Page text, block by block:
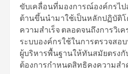
ขับเคลื่อนที่มองการณ์องค์กรไป
ต้านขึ้นนำมาใช้เป็นหลักปฏิบัติโ
ความสำเร็จ ตลอดจนถึงการวิเ
ระบบองค์กรใช้ในการตรวจสอ
ผู้บริหารพื้นฐานให้ทันสมัยตรงกั
ต้องการกำหนดสิทธิคงความส